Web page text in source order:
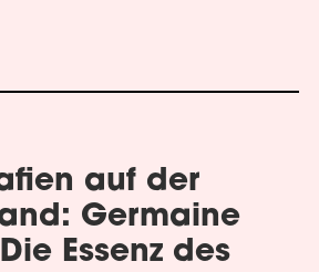
auf der
Germaine
Essenz des